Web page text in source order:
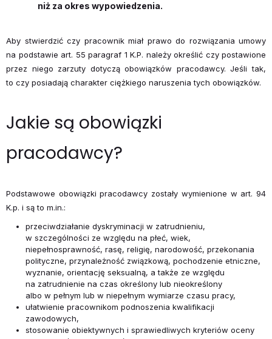
niż za okres wypowiedzenia.
Aby stwierdzić czy pracownik miał prawo do rozwiązania umowy
na podstawie art. 55 paragraf 1 K.P. należy określić czy postawione
przez niego zarzuty dotyczą obowiązków pracodawcy. Jeśli tak,
to czy posiadają charakter ciężkiego naruszenia tych obowiązków.
Jakie są obowiązki
pracodawcy?
Podstawowe obowiązki pracodawcy zostały wymienione w art. 94
K.p. i są to m.in.:
przeciwdziałanie dyskryminacji w zatrudnieniu,
w szczególności ze względu na płeć, wiek,
niepełnosprawność, rasę, religię, narodowość, przekonania
polityczne, przynależność związkową, pochodzenie etniczne,
wyznanie, orientację seksualną, a także ze względu
na zatrudnienie na czas określony lub nieokreślony
albo w pełnym lub w niepełnym wymiarze czasu pracy,
ułatwienie pracownikom podnoszenia kwalifikacji
zawodowych,
stosowanie obiektywnych i sprawiedliwych kryteriów oceny